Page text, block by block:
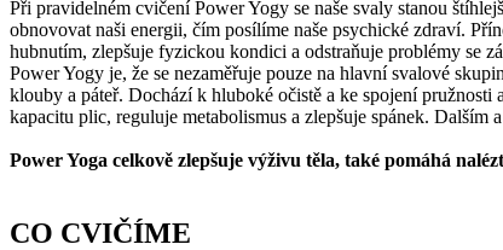
Při pravidelném cvičení Power Yogy se naše svaly stanou
obnovovat naši energii, čím posílíme naše psychické zdraví.
hubnutím, zlepšuje fyzickou kondici a odstraňuje problémy se
Power Yogy je, že se nezaměřuje pouze na hlavní svalové
klouby a páteř. Dochází k hluboké očistě a ke spojení
kapacitu plic, reguluje metabolismus a zlepšuje spánek.
Power Yoga celkově zlepšuje výživu těla, také pomáhá
CO CVIČÍME